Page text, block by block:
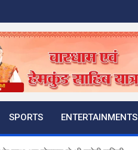
SPORTS ENTERTAINMENTS